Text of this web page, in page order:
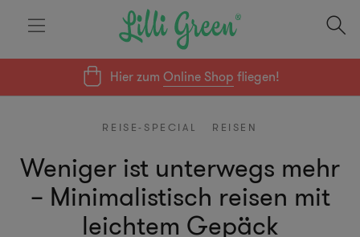
Hier zumOnline Shop fliegen!
REISE-SPECIAL REISEN
Weniger ist unterwegs mehr
– Minimalistisch reisen mit
leichtem Gepäck